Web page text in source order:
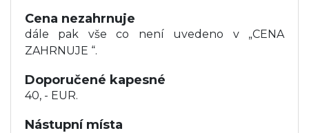
Cena nezahrnuje
dále pak vše co není uvedeno v „CENA
ZAHRNUJE “.
Doporučené kapesné
40, - EUR.
Nástupní místa